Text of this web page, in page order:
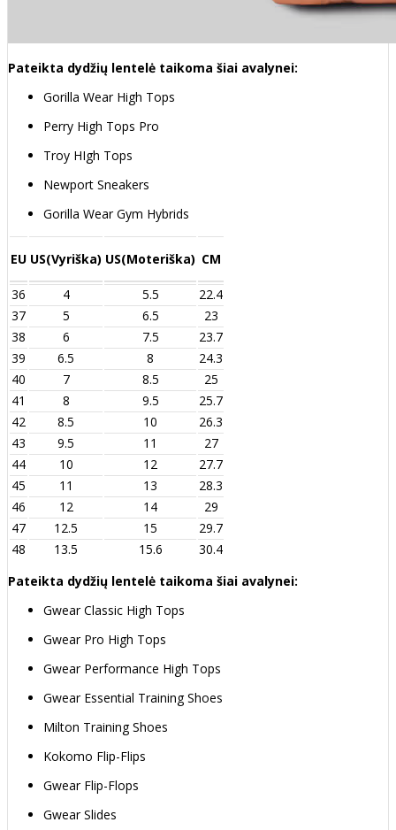
Pateikta dydžių lentelė taikoma šiai avalynei:
Gorilla Wear High Tops
Perry High Tops Pro
Troy HIgh Tops
Newport Sneakers
Gorilla Wear Gym Hybrids
EU US(Vyriška) US(Moteriška) CM
36 4 5.5
22.4
37
5 6.5
23
38
6 7.5
23.7
39
6.5 8
24.3
40
7 8.5
25
41
8 9.5
25.7
42
8.5 10
26.3
43
9.5 11
27
44
10 12
27.7
45
11 13
28.3
46
12 14
29
47
12.5 15
29.7
48
13.5 15.6
30.4
Pateikta dydžių lentelė taikoma šiai avalynei:
Gwear Classic High Tops
Gwear Pro High Tops
Gwear Performance High Tops
Gwear Essential Training Shoes
Milton Training Shoes
Kokomo Flip-Flips
Gwear Flip-Flops
Gwear Slides